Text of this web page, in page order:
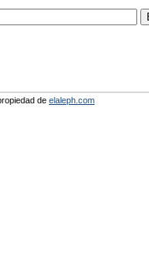
de elaleph.com